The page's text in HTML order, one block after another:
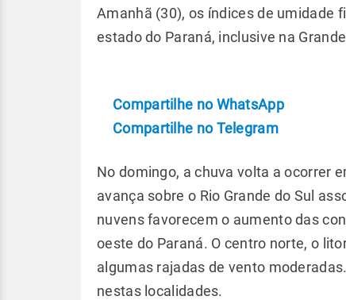
Amanhã (30), os índices de umidade
estado do Paraná, inclusive na
Compartilhe no WhatsApp
Compartilhe no Telegram
No domingo, a chuva volta a ocorrer
avança sobre o Rio Grande do Sul
nuvens favorecem o aumento das
oeste do Paraná. O centro norte, o
algumas rajadas de vento
nestas localidades.